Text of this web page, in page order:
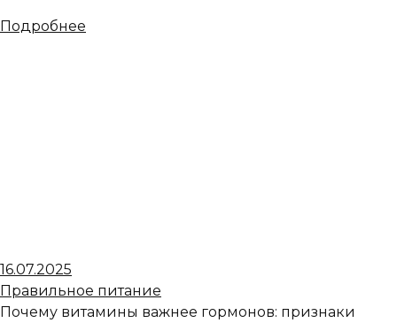
Подробнее
16.07.2025
Правильное питание
Почему витамины важнее гормонов: признаки